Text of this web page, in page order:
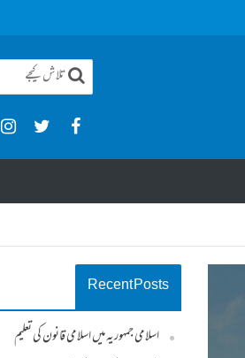
Recent Posts
اسلامی جمہوریہ میں اسلامی قانون کی تعلیم